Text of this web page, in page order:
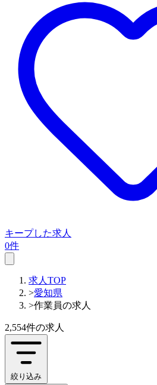
キープした求人
0件
求人TOP
>愛知県
>作業員の求人
2,554件の求人
絞り込み